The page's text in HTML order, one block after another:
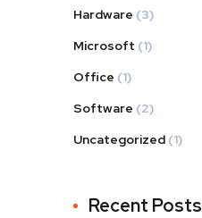
Hardware (3)
Microsoft (1)
Office (1)
Software (2)
Uncategorized (1)
Recent Posts